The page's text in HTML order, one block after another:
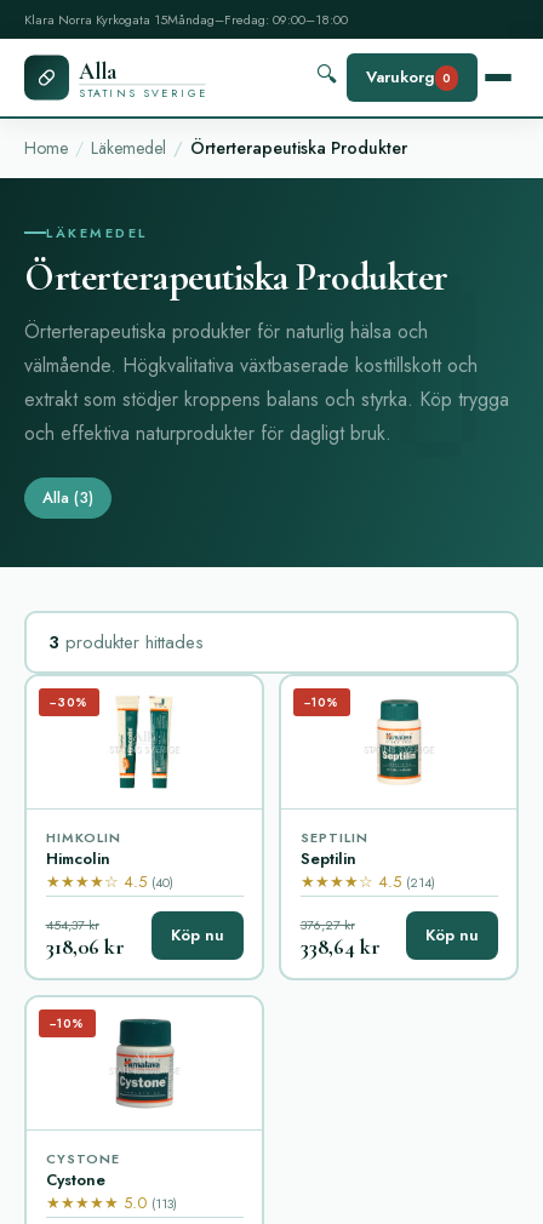
Klara Norra Kyrkogata 15Måndag–Fredag: 09:00–18:00
Alla
STATINS SVERIGE
🔍 Varukorg 0
Home Läkemedel Örterterapeutiska Produkter
LÄKEMEDEL
Örterterapeutiska Produkter
Örterterapeutiska produkter för naturlig hälsa och
välmående. Högkvalitativa växtbaserade kosttillskott och
extrakt som stödjer kroppens balans och styrka. Köp trygga
och effektiva naturprodukter för dagligt bruk.
Alla (3)
3 produkter hittades
−30%
HIMKOLIN
Himcolin
★★★★☆ 4.5 (40)
454,37 kr
318,06 kr Köp nu
−10%
SEPTILIN
Septilin
★★★★☆ 4.5 (214)
376,27 kr
338,64 kr Köp nu
−10%
CYSTONE
Cystone
★★★★★ 5.0 (113)